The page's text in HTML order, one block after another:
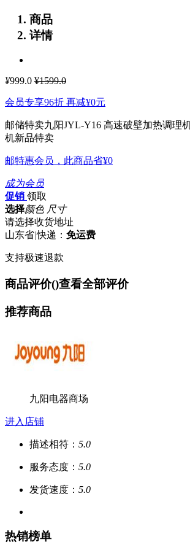
商品
详情
¥999.0 ¥1599.0
会员专享96折 再减¥0元
邮储特卖九阳JYL-Y16 高速破壁加热调理
机新品特卖
邮特惠会员，此商品省¥0
成为会员
促销 领取
选择颜色 尺寸
请选择收货地址
山东省|快递： 免运费
支持极速退款
商品评价()查看全部评价
推荐商品
九阳电器商场
进入店铺
描述相符： 5.0
服务态度： 5.0
发货速度： 5.0
热销榜单